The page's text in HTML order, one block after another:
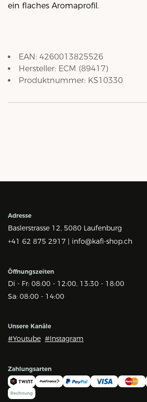
ein flaches Aromaprofil.
EAN: 4260013825526
Hersteller: ECM (89417)
Produktnummer: KS10330
Adresse
Baslerstrasse 12, 5080 Laufenburg
+41 62 875 2917 | info@kafi-shop.ch
Öffnungszeiten
Di - Fr: 08:00 - 12:00, 13:30 - 18:00
Sa: 08:00 - 14:00
Unsere Kanäle
#Youtube #Instagram
Zahlungsarten